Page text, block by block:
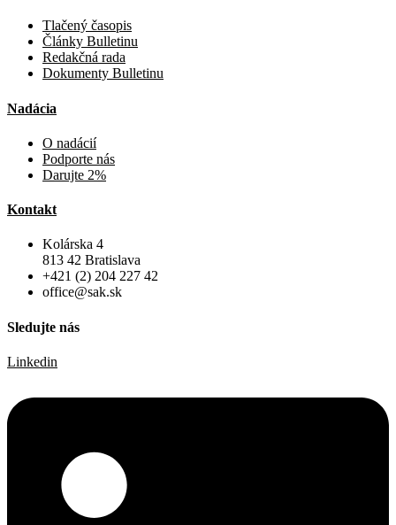
Tlačený časopis
Články Bulletinu
Redakčná rada
Dokumenty Bulletinu
Nadácia
O nadácií
Podporte nás
Darujte 2%
Kontakt
Kolárska 4
813 42 Bratislava
+421 (2) 204 227 42
office@sak.sk
Sledujte nás
Linkedin